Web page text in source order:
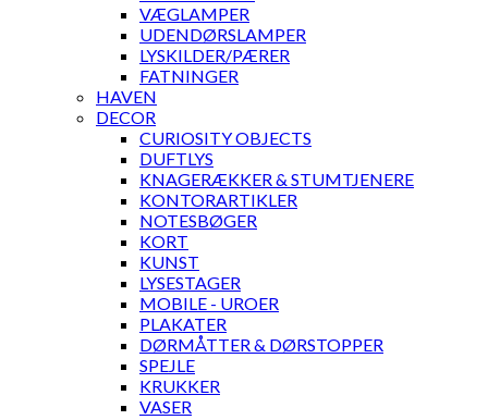
VÆGLAMPER
UDENDØRSLAMPER
LYSKILDER/PÆRER
FATNINGER
HAVEN
DECOR
CURIOSITY OBJECTS
DUFTLYS
KNAGERÆKKER & STUMTJENERE
KONTORARTIKLER
NOTESBØGER
KORT
KUNST
LYSESTAGER
MOBILE - UROER
PLAKATER
DØRMÅTTER & DØRSTOPPER
SPEJLE
KRUKKER
VASER